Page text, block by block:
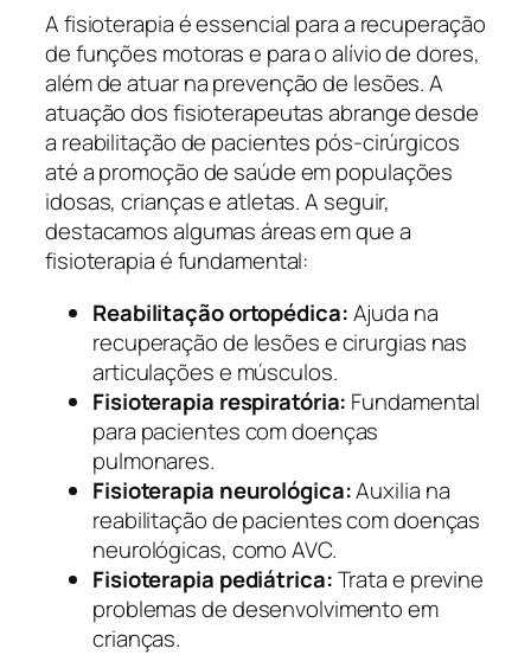
A fisioterapia é essencial para a recuperação
de funções motoras e para o alívio de dores,
além de atuar na prevenção de lesões. A
atuação dos fisioterapeutas abrange desde
a reabilitação de pacientes pós-cirúrgicos
até a promoção de saúde em populações
idosas, crianças e atletas. A seguir,
destacamos algumas áreas em que a
fisioterapia é fundamental:
Reabilitação ortopédica:Ajuda na
recuperação de lesões e cirurgias nas
articulações e músculos.
Fisioterapia respiratória: Fundamental
para pacientes com doenças
pulmonares.
Fisioterapia neurológica:Auxilia na
reabilitação de pacientes com doenças
neurológicas, como AVC.
Fisioterapia pediátrica:Trata e previne
problemas de desenvolvimento em
crianças.